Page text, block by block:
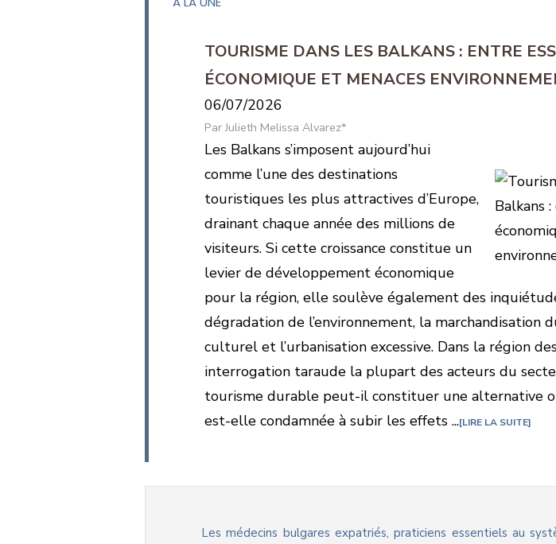
TOURISME DANS LES BALKANS : ENTRE
ÉCONOMIQUE ET MENACES
06/07/2026
Julieth Melissa Alvarez*
Les Balkans s’imposent aujourd’hui
comme l’une des destinations
touristiques les plus attractives d’Europe,
drainant chaque année des millions de
visiteurs. Si cette croissance constitue un
levier de développement économique
pour la région, elle soulève également des
dégradation de l’environnement, la marchandisation
culturel et l’urbanisation excessive. Dans la région
interrogation taraude la plupart des acteurs du
tourisme durable peut-il constituer une alternative
est-elle condamnée à subir les effets ... LIRE LA SUITE
Les médecins bulgares expatriés, praticiens essentiels au